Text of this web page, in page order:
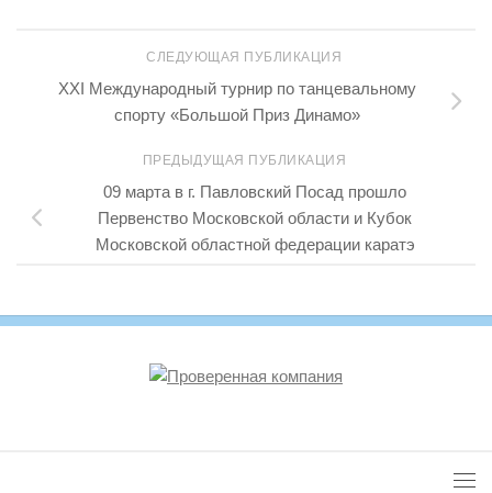
СЛЕДУЮЩАЯ ПУБЛИКАЦИЯ
XXI Международный турнир по танцевальному
спорту «Большой Приз Динамо»
ПРЕДЫДУЩАЯ ПУБЛИКАЦИЯ
09 марта в г. Павловский Посад прошло
Первенство Московской области и Кубок
Московской областной федерации каратэ